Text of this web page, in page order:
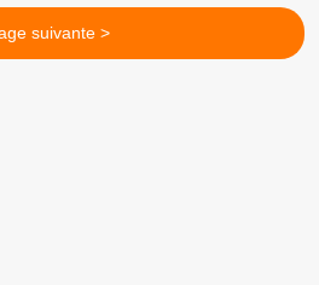
suivante >